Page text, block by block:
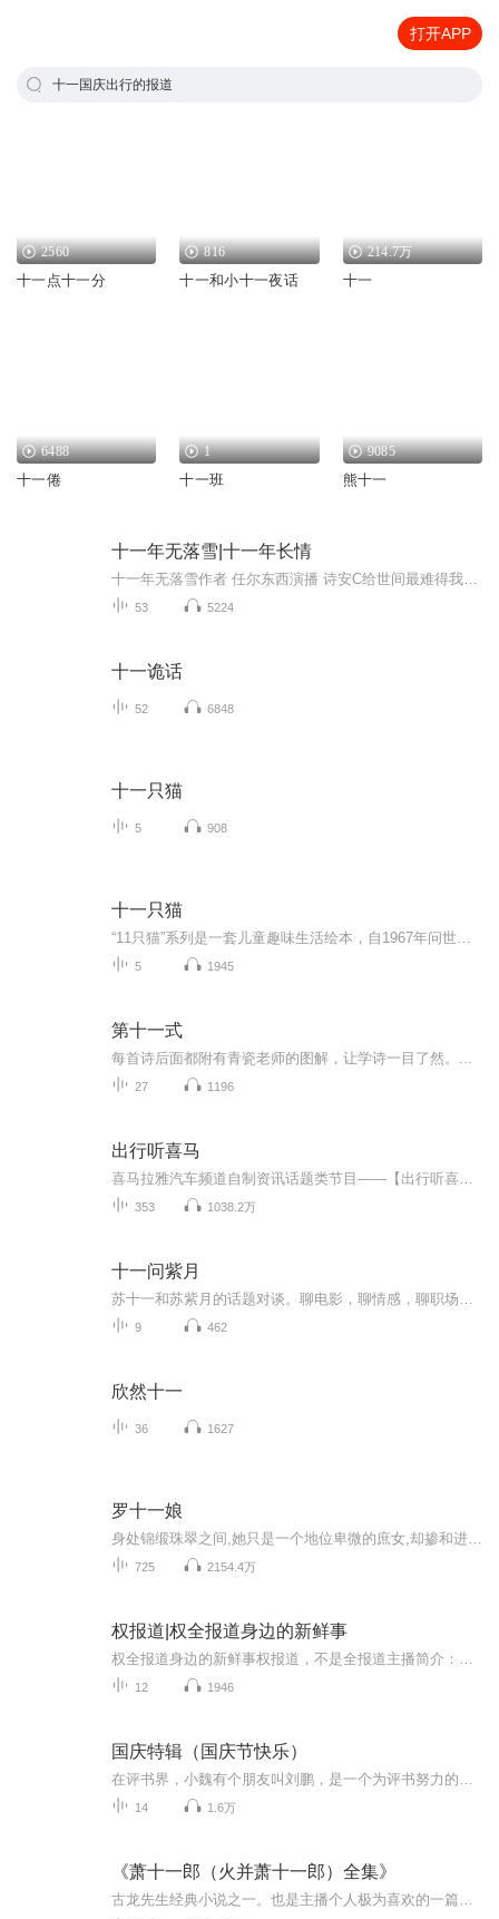
打开APP
十一国庆出行的报道
2560
十一点十一分
816
十一和小十一夜话
214.7万
十一
6488
十一倦
1
十一班
9085
熊十一
十一年无落雪|十一年长情
53 5224
十一诡话
52 6848
十一只猫
5 908
十一只猫
5 1945
第十一式
每首诗后面都附有青瓷老师的图解，让学诗一目了然。...
27 1196
出行听喜马
353 1038.2万
十一问紫月
9 462
欣然十一
36 1627
罗十一娘
725 2154.4万
权报道|权全报道身边的新鲜事
12 1946
国庆特辑（国庆节快乐）
14 1.6万
《萧十一郎（火并萧十一郎）全集》